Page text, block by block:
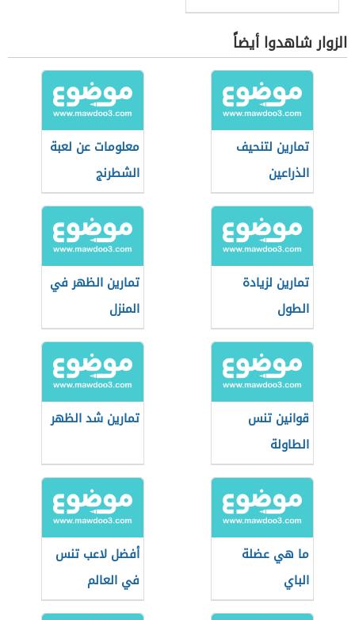
الزوار شاهدوا أيضاً
تمارين لتنحيف
الذراعين
معلومات عن لعبة
الشطرنج
تمارين لزيادة
الطول
تمارين الظهر في
المنزل
قوانين تنس
الطاولة
تمارين شد الظهر
ما هي عضلة
الباي
أفضل لاعب تنس
في العالم